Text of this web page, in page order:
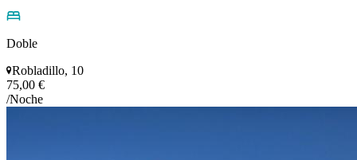
Doble
Robladillo, 10
75,00 €
/Noche